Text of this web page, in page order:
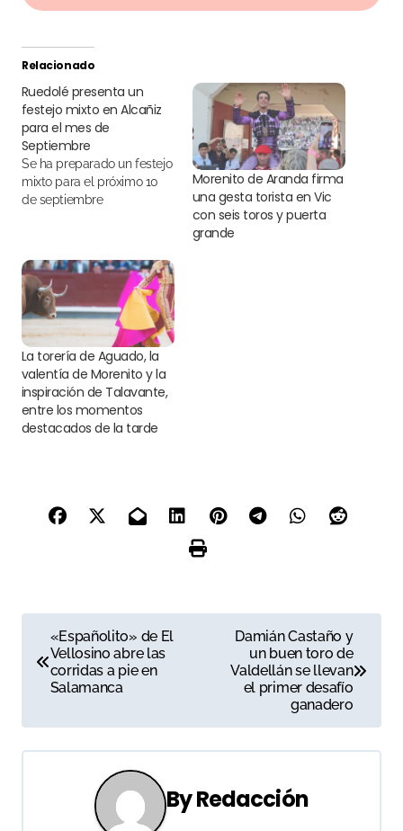
Relacionado
Ruedolé presenta un
festejo mixto en Alcañiz
para el mes de
Septiembre
Se ha preparado un festejo
mixto para el próximo 10
de septiembre
Morenito de Aranda firma
una gesta torista en Vic
con seis toros y puerta
grande
La torería de Aguado, la
valentía de Morenito y la
inspiración de Talavante,
entre los momentos
destacados de la tarde
a
e
«Españolito» de El
Vellosino abre las
corridas a pie en
Salamanca
Damián Castaño y
un buen toro de
Valdellán se llevan
el primer desafío
ganadero
ByRedacción